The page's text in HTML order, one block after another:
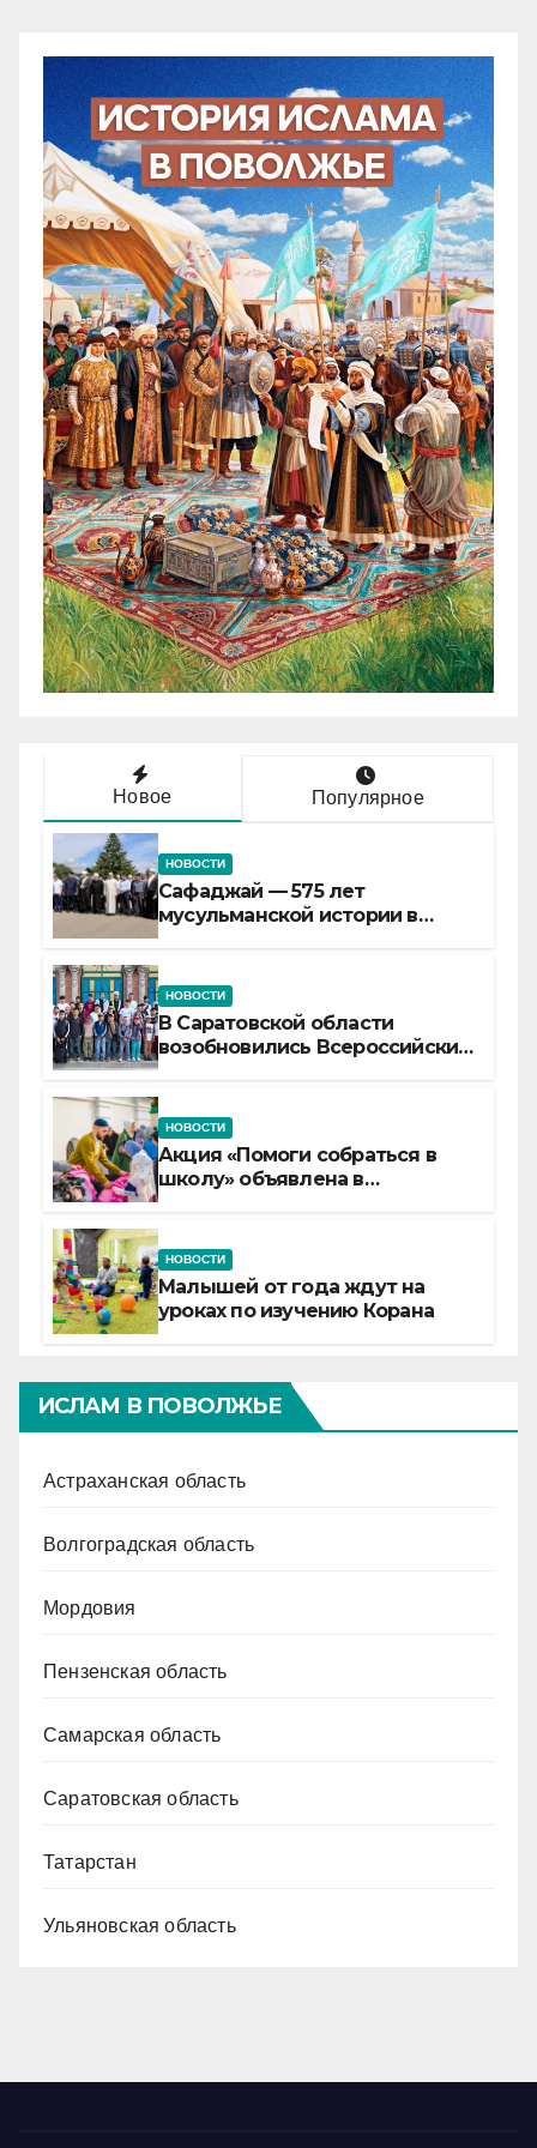
Новое Популярное
НОВОСТИ
Сафаджай — 575 лет
мусульманской истории в
НОВОСТИ
В Саратовской области
возобновились Всероссийские
НОВОСТИ
Акция «Помоги собраться в
школу» объявлена в
НОВОСТИ
Малышей от года ждут на
уроках по изучению Корана
ИСЛАМ В ПОВОЛЖЬЕ
Астраханская область
Волгоградская область
Мордовия
Пензенская область
Самарская область
Саратовская область
Татарстан
Ульяновская область